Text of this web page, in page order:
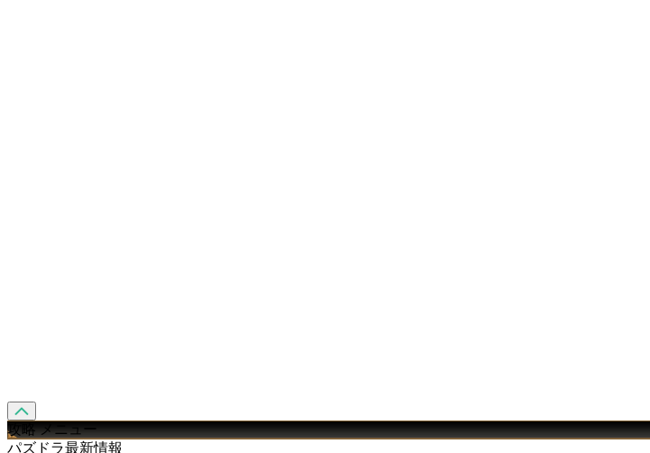
攻略 メニュー
パズドラ最新情報